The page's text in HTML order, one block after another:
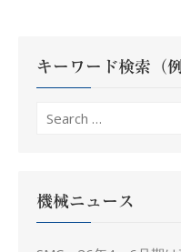
ン
キーワード検索（
Search
機械ニュース